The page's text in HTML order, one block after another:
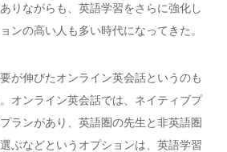
りながらも、英語学習をさらに強化し
ンの高い人も多い時代になってきた。
が伸びたオンライン英会話というのも
オンライン英会話では、ネイティブプ
ランがあり、英語圏の先生と非英語圏
ぶなどというオプションは、英語学習